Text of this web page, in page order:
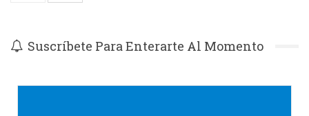
Suscríbete Para Enterarte Al Momento